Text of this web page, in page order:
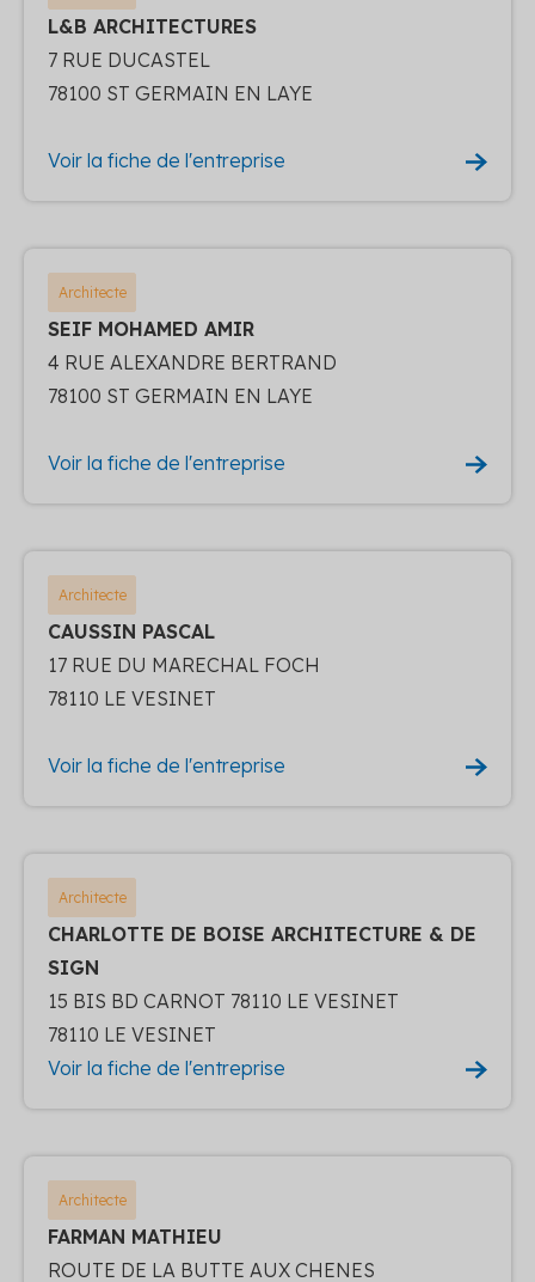
L&B ARCHITECTURES
7 RUE DUCASTEL
78100 ST GERMAIN EN LAYE
Voir la fiche de l'entreprise
Architecte
SEIF MOHAMED AMIR
4 RUE ALEXANDRE BERTRAND
78100 ST GERMAIN EN LAYE
Voir la fiche de l'entreprise
Architecte
CAUSSIN PASCAL
17 RUE DU MARECHAL FOCH
78110 LE VESINET
Voir la fiche de l'entreprise
Architecte
CHARLOTTE DE BOISE ARCHITECTURE & DE
SIGN
15 BIS BD CARNOT 78110 LE VESINET
78110 LE VESINET
Voir la fiche de l'entreprise
Architecte
FARMAN MATHIEU
ROUTE DE LA BUTTE AUX CHENES